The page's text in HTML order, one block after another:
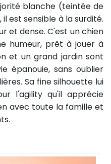
blanche (teintée de
est sensible à la surdité.
et dense. C'est un chien
humeur, prêt à jouer à
et un grand jardin sont
épanouie, sans oublier
Sa fine silhouette lui
l'agility qu'il apprécie
avec toute la famille et